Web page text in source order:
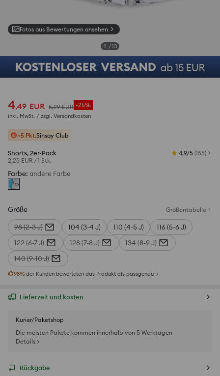
Fotos aus Bewertungen ansehen
1 /13
4,49 EUR 5,99 EUR -25%
inkl. MwSt. / zzgl. Versandkosten
+5 Pkt.Sinsay Club
Shorts, 2er-Pack
2,25 EUR /1 Stk.
4,9/5 (155)
Farbe: andere Farbe
Größe Größentabelle
98 (2-3 J) 104 (3-4 J) 110 (4-5 J)
116 (5-6 J)
122 (6-7 J)
128 (7-8 J)
134 (8-9 J)
140 (9-10 J)
98%der Kunden bewerteten das Produkt als passgenau
Lieferzeit und kosten
Kurier/Paketshop
Die meisten Pakete kommen innerhalb von 5 Werktagen
Details >
Rückgabe